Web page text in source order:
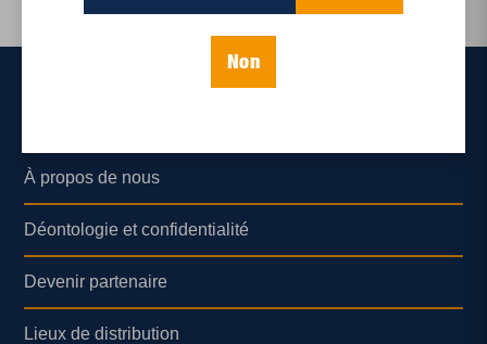
Non
À propos de nous
Déontologie et confidentialité
Devenir partenaire
Lieux de distribution